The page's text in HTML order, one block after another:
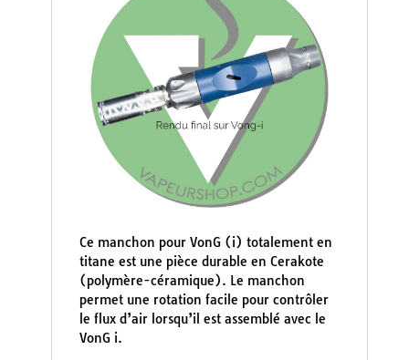
Ce manchon pour VonG (i) totalement en
titane est une pièce durable en Cerakote
(polymère-céramique). Le manchon
permet une rotation facile pour contrôler
le flux d’air lorsqu’il est assemblé avec le
VonG i.